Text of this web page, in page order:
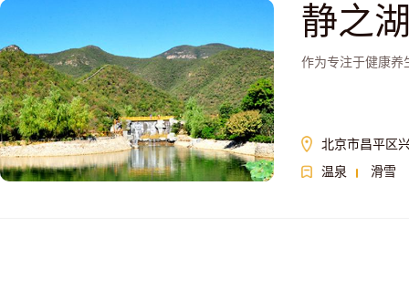
静之
作为专注于健康养
北京市昌平区
温泉
滑雪